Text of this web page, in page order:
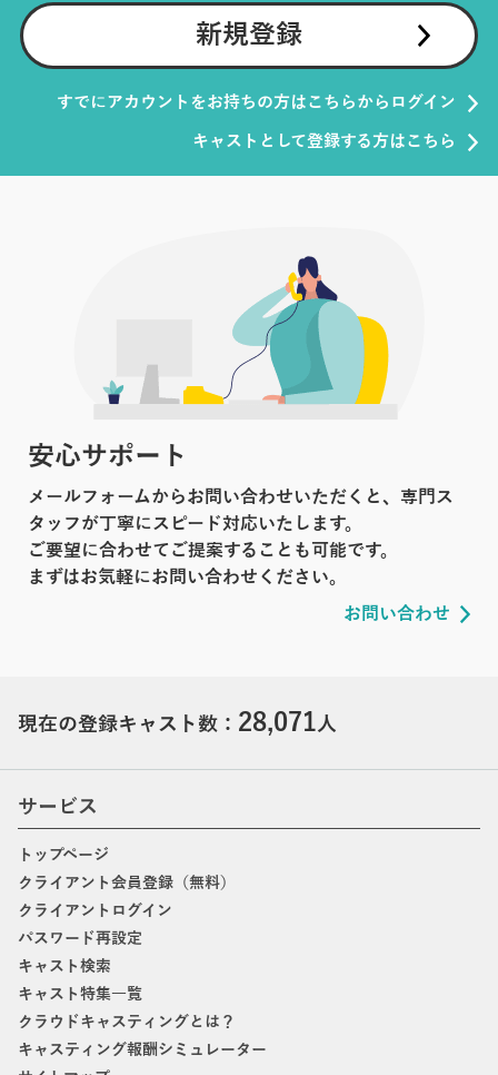
新規登録
すでにアカウントをお持ちの方はこちらからログイン
キャストとして登録する方はこちら
安心サポート
メールフォームからお問い合わせいただくと、専門ス
タッフが丁寧にスピード対応いたします。
ご要望に合わせてご提案することも可能です。
まずはお気軽にお問い合わせください。
お問い合わせ
現在の登録キャスト数： 28,071人
サービス
トップページ
クライアント会員登録（無料）
クライアントログイン
パスワード再設定
キャスト検索
キャスト特集一覧
クラウドキャスティングとは？
キャスティング報酬シミュレーター